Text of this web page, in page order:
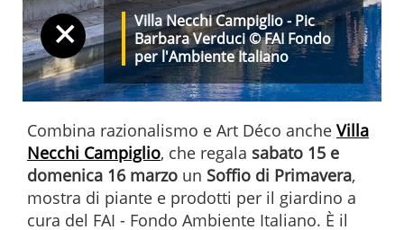
+
Villa Necchi Campiglio - Pic
Barbara Verduci © FAI Fondo
per l'Ambiente Italiano
Combina razionalismo e Art Déco anche Villa
Necchi Campiglio, che regala sabato 15 e
domenica 16 marzo un Soffio di Primavera,
mostra di piante e prodotti per il giardino a
cura del FAI - Fondo Ambiente Italiano. È il